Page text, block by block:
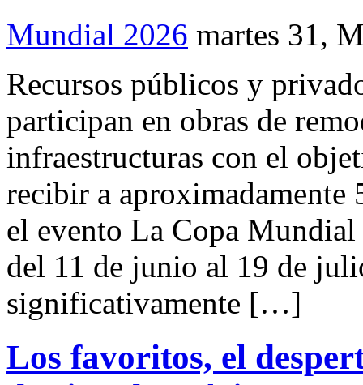
Mundial 2026 martes 31,
Recursos públicos y
participan en obras de
infraestructuras con el
recibir a aproximadamente
el evento La Copa
del 11 de junio al 19 de
significativamente […]
​Los favoritos, el